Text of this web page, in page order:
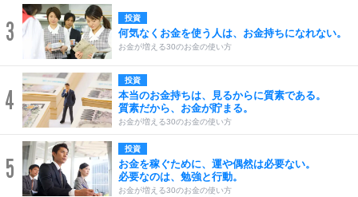
3 投資
何気なくお金を使う人は、お金持ちになれない。
お金が増える30のお金の使い方
4
投資
本当のお金持ちは、見るからに質素である。
質素だから、お金が貯まる。
お金が増える30のお金の使い方
5
投資
お金を稼ぐために、運や偶然は必要ない。
必要なのは、勉強と行動。
お金が増える30のお金の使い方